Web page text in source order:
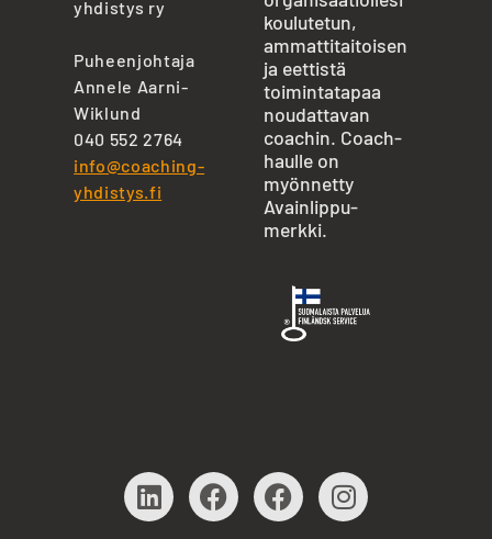
yhdistys ry
Puheenjohtaja
Annele Aarni-
Wiklund
040 552 2764
info@coaching-
yhdistys.fi
koulutetun,
ammattitaitoisen
ja eettistä
toimintatapaa
noudattavan
coachin. Coach-
haulle on
myönnetty
Avainlippu-
merkki.